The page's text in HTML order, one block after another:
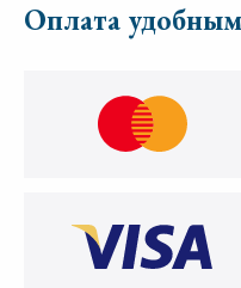
Оплата